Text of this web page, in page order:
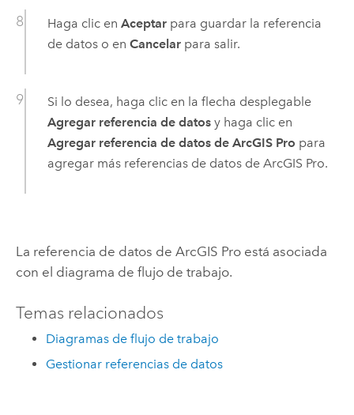
Haga clic en Aceptarpara guardar la referencia
de datos o en Cancelarpara salir.
Si lo desea, haga clic en la flecha desplegable
Agregar referencia de datosy haga clic en
Agregar referencia de datos de ArcGIS Pro para
agregar más referencias de datos de ArcGIS Pro.
La referencia de datos de ArcGIS Proestá asociada
con el diagrama de flujo de trabajo.
Temas relacionados
Diagramas de flujo de trabajo
Gestionar referencias de datos